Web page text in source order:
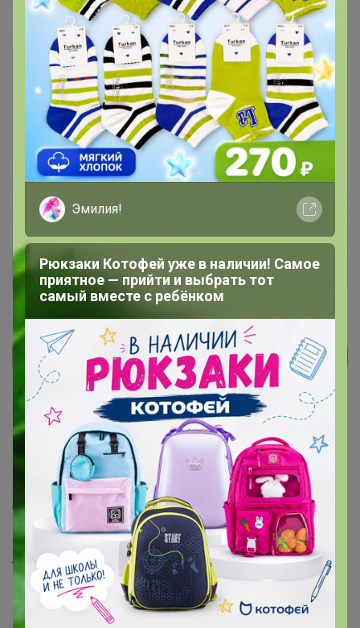
Показаны записи1-6из 6.
Чтобы ответить или задать вопрос
Это займет меньше минуты
Войти Зарегистрироваться
Реклама
Как здесь все устроено?
Как сделать заказ?
Как получить?
Доставка
Торговые марки
Наша команда
В наличии
Эмилия!
Рюкзаки Котофей уже в наличии! Самое
приятное — прийти и выбрать тот
самый вместе с ребёнком